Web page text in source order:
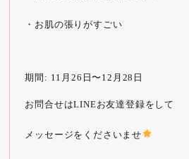
・お肌の張りがすごい
期間: 11月26日〜12月28日
お問合せはLINEお友達登録をして
メッセージをくださいませ